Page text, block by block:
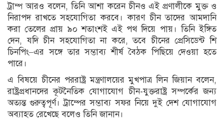
ট্রাম্প আরও বলেন, তিনি আশা করেন চীনও এই প্রণালীকে মুক্ত ও
নিরাপদ রাখতে সহযোগিতা করবে। কারণ চীন তাদের আমদানি
করা তেলের প্রায় ৯০ শতাংশই এই পথ দিয়ে পায়। তিনি ইঙ্গিত
দেন, যদি চীন সহযোগিতা না করে, তবে চীনের প্রেসিডেন্ট শি
চিনপিং–এর সঙ্গে তার সম্ভাব্য শীর্ষ বৈঠক পিছিয়ে দেওয়া হতে
পারে।
এ বিষয়ে চীনের পররাষ্ট্র মন্ত্রণালয়ের মুখপাত্র লিন জিয়ান বলেন,
রাষ্ট্রপ্রধানদের কূটনৈতিক যোগাযোগ চীন-যুক্তরাষ্ট্র সম্পর্কের জন্য
অত্যন্ত গুরুত্বপূর্ণ। ট্রাম্পের সম্ভাব্য সফর নিয়ে দুই দেশ যোগাযোগ
অব্যাহত রেখেছে বলেও তিনি জানান।